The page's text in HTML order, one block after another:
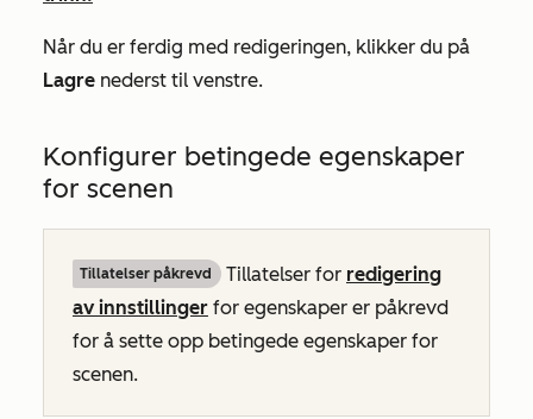
Når du er ferdig med redigeringen, klikker du på
Lagre nederst til venstre.
Konfigurer betingede egenskaper
for scenen
Tillatelser påkrevd Tillatelser for redigering
av innstillinger for egenskaper er påkrevd
for å sette opp betingede egenskaper for
scenen.